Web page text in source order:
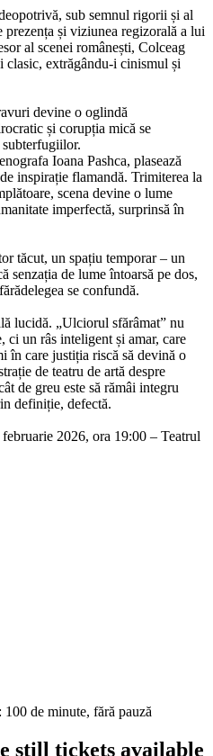
sub semnul rigorii și al
și viziunea regizorală a lui
al scenei românești, Colceag
clasic, extrăgându-i cinismul și
devine o oglindă
și corupția mică se
Ioana Pashca, plasează
inspirație flamandă. Trimiterea la
scena devine o lume
imperfectă, surprinsă în
tăcut, un spațiu temporar – un
senzația de lume întoarsă pe dos,
se confundă.
lucidă. „Ulciorul sfărâmat” nu
ci un râs inteligent și amar, care
în care justiția riscă să devină o
de teatru de artă despre
de greu este să rămâi integru
definiție, defectă.
2026, ora 19:00 – Teatrul
100 de minute, fără pauză
still tickets available